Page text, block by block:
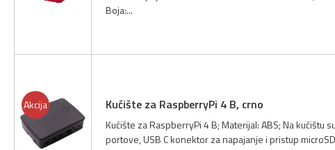
Boja:...
Akcija Kućište za RaspberryPi 4 B, crno
Kućište za RaspberryPi 4 B; Materijal: ABS; Na kućištu
portove, USB C konektor za napajanje i pristup